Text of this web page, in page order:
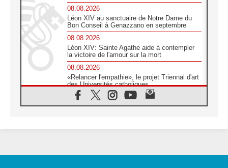
08.08.2026
Léon XIV au sanctuaire de Notre Dame du
Bon Conseil à Genazzano en septembre
08.08.2026
Léon XIV: Sainte Agathe aide à contempler
la victoire de l'amour sur la mort
08.08.2026
«Relancer l'empathie», le projet Triennal d'art
des Universités catholiques
08.08.2026
Signis 2026, donner la parole aux religieuses
07.08.2026